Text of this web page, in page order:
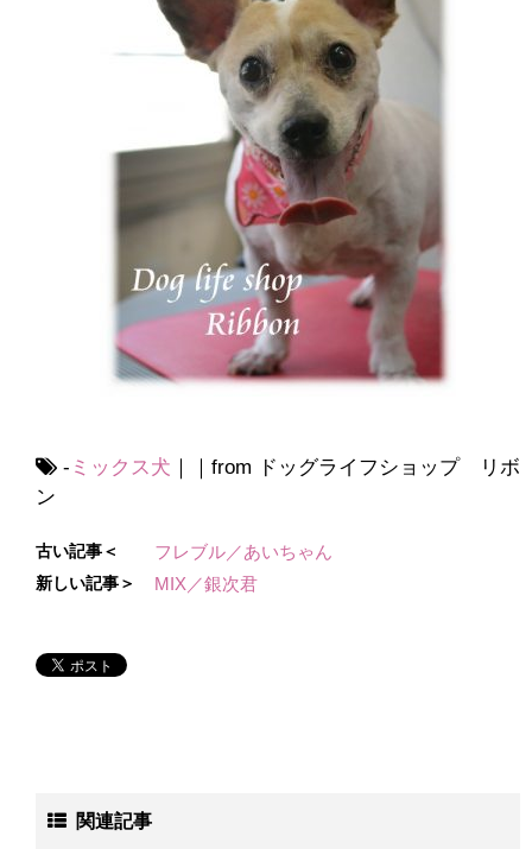
- ミックス犬 ｜｜from ドッグライフショップ リボ
ン
古い記事＜ フレブル／あいちゃん
新しい記事＞ MIX／銀次君
関連記事